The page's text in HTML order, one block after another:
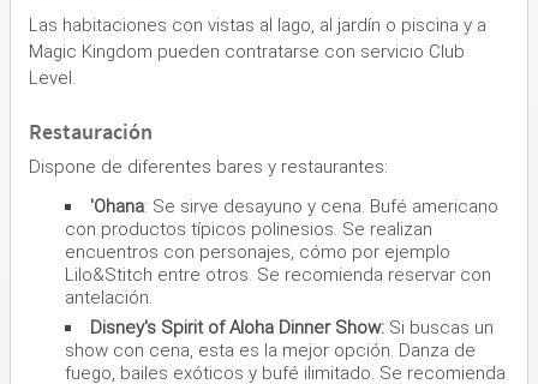
Las habitaciones con vistas al lago, al jardín o piscina y a
Magic Kingdom pueden contratarse con servicio Club
Level.
Restauración
Dispone de diferentes bares y restaurantes:
'Ohana: Se sirve desayuno y cena. Bufé americano
con productos típicos polinesios. Se realizan
encuentros con personajes, cómo por ejemplo
Lilo&Stitch entre otros. Se recomienda reservar con
antelación.
Disney's Spirit of Aloha Dinner Show: Si buscas un
show con cena, esta es la mejor opción. Danza de
fuego, bailes exóticos y bufé ilimitado. Se recomienda